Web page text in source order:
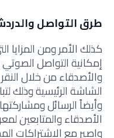
طرق التواصل
كذلك الأمر ومن
إمكانية التواصل
والأصدقاء من خلال
الشاشة الرئيسية وذلك
وأيضاً الرسائل
الأصدقاء والمتابعين
واصير مع الاشتراكات